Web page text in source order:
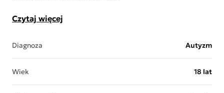
Czytaj więcej
Diagnoza Autyzm
Wiek 18 lat